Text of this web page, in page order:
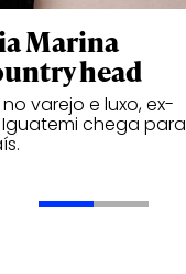
Marina
head
varejo e luxo, ex-
chega para